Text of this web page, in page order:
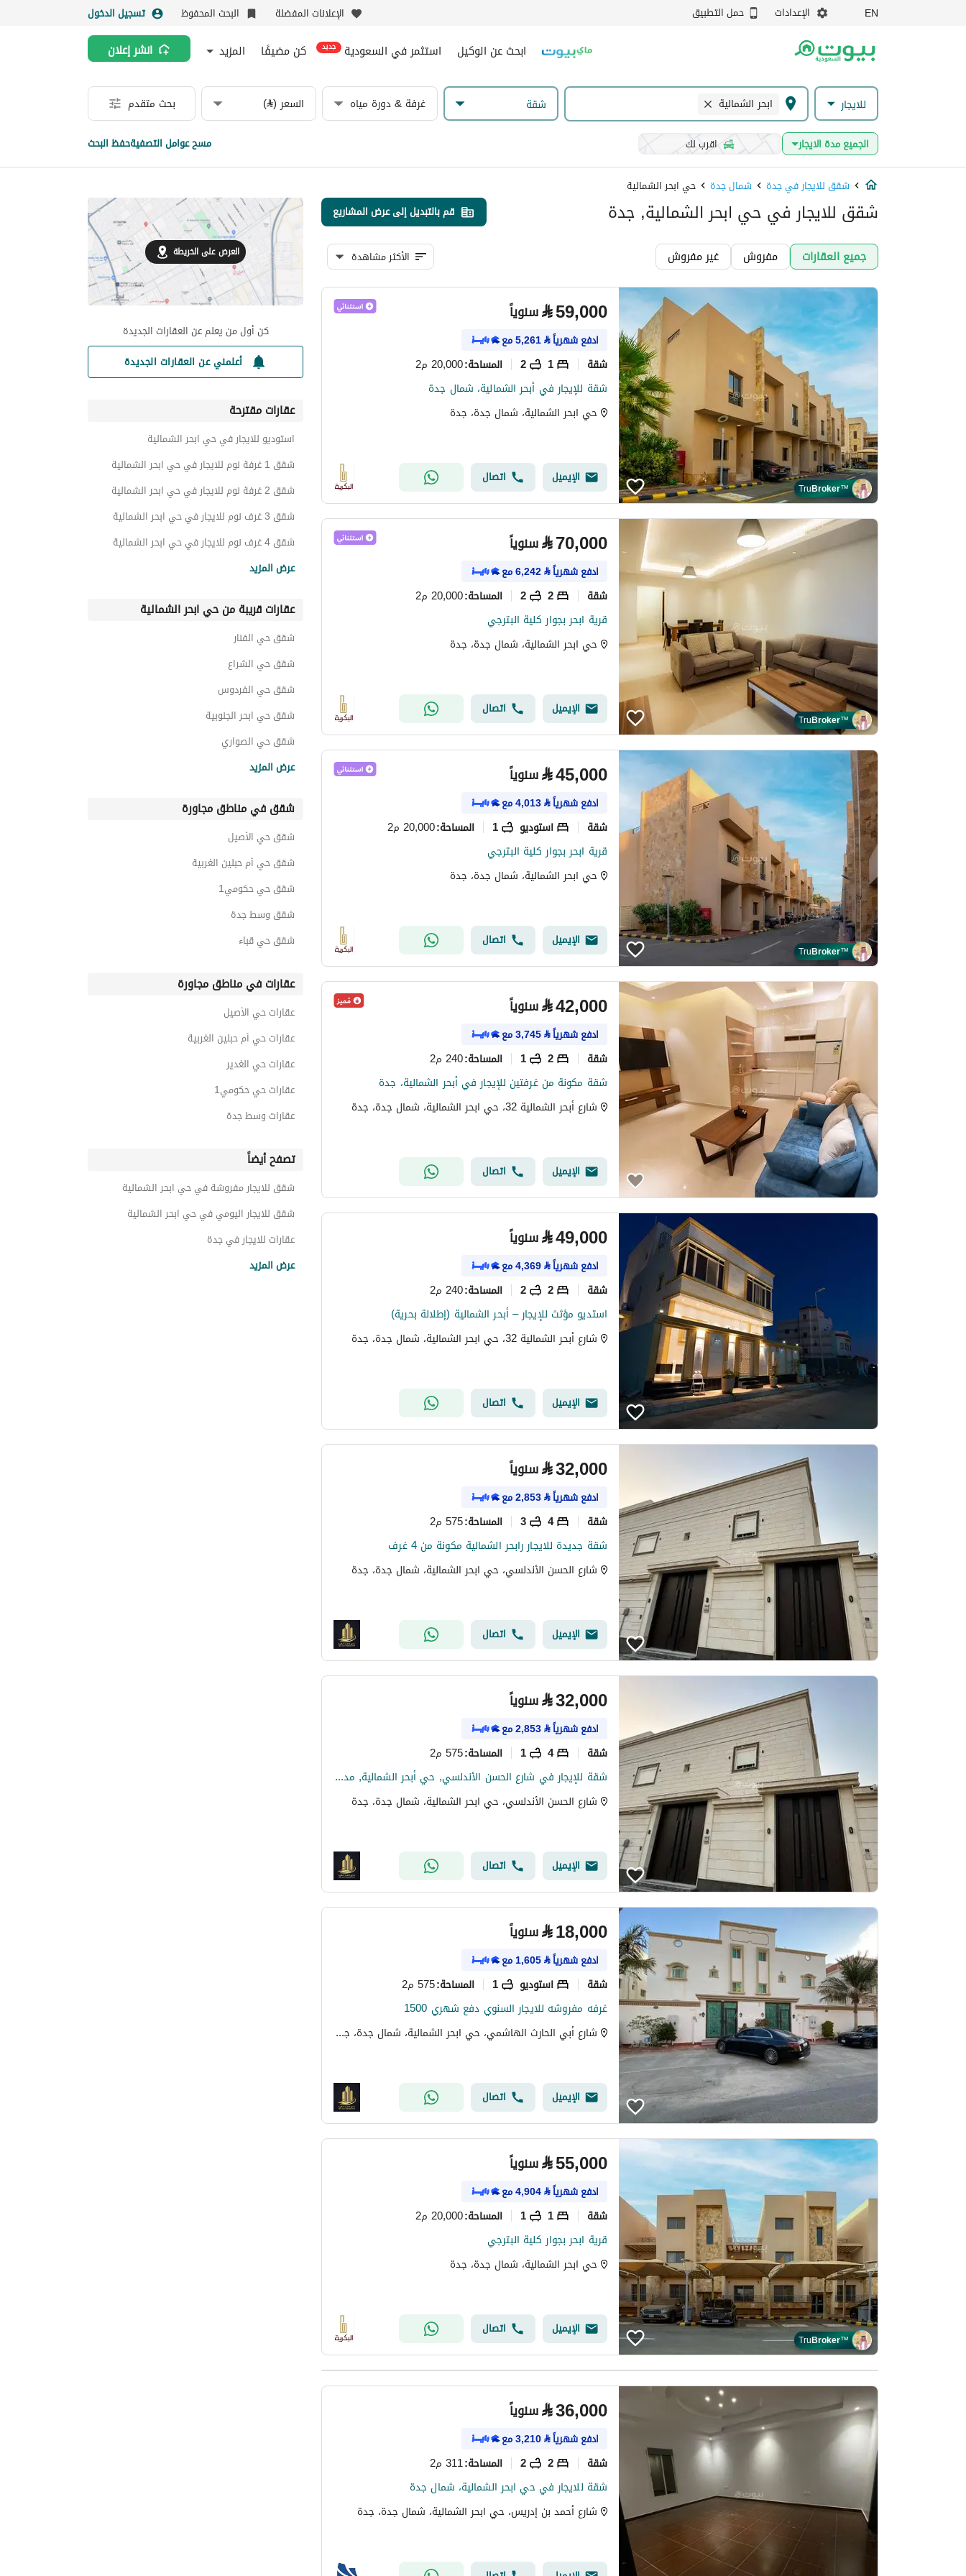
EN الإعدادات حمل التطبيق الإعلانات المفضلة البحث المحفوظ تسجيل الدخول
ابحث عن الوكيل استثمر في السعودية جديد كن مضيفًا المزيد انشر إعلان
للايجار ابحر الشمالية شقة غرفة & دورة مياه السعر (⃁) بحث متقدم
الجميع مدة الايجار اقرب لك مسح عوامل التصفيةحفظ البحث
شقق للايجار في جدة شمال جدة حي ابحر الشمالية
شقق للايجار في حي ابحر الشمالية, جدة قم بالتبديل إلى عرض المشاريع
جميع العقارات مفروش غير مفروش الأكثر مشاهدة
TruBroker™
⃁59,000 سنوياً
ادفع شهرياً⃁
5,261مع
شقة 1
2 المساحة:20,000 م2
شقة للإيجار في أبحر الشمالية، شمال جدة
حي ابحر الشمالية، شمال جدة، جدة
الإيميل اتصال
TruBroker™
⃁70,000 سنوياً
ادفع شهرياً⃁
6,242مع
شقة 2
2 المساحة:20,000 م2
قرية ابحر بجوار كلية البترجي
حي ابحر الشمالية، شمال جدة، جدة
الإيميل اتصال
TruBroker™
⃁45,000 سنوياً
ادفع شهرياً⃁
4,013مع
شقة استوديو 1 المساحة:20,000 م2
قرية ابحر بجوار كلية البترجي
حي ابحر الشمالية، شمال جدة، جدة
الإيميل اتصال
⃁42,000 سنوياً
ادفع شهرياً⃁
3,745مع
شقة 2
1 المساحة:240 م2
شقة مكونة من غرفتين للإيجار في أبحر الشمالية، جدة
شارع أبحر الشمالية 32، حي ابحر الشمالية، شمال جدة، جدة
الإيميل اتصال
⃁49,000 سنوياً
ادفع شهرياً⃁
4,369مع
شقة 2
2 المساحة:240 م2
استديو مؤثث للإيجار – أبحر الشمالية (إطلالة بحرية)
شارع أبحر الشمالية 32، حي ابحر الشمالية، شمال جدة، جدة
الإيميل اتصال
⃁32,000 سنوياً
ادفع شهرياً⃁
2,853مع
شقة 4
3 المساحة:575 م2
شقة جديدة للايجار رابحر الشمالية مكونة من 4 غرف
شارع الحسن الأندلسي، حي ابحر الشمالية، شمال جدة، جدة
الإيميل اتصال
⃁32,000 سنوياً
ادفع شهرياً⃁
2,853مع
شقة 4
1 المساحة:575 م2
شقة للإيجار في شارع الحسن الأندلسي, حي أبحر الشمالية, مدينة جدة
شارع الحسن الأندلسي، حي ابحر الشمالية، شمال جدة، جدة
الإيميل اتصال
⃁18,000 سنوياً
ادفع شهرياً⃁
1,605مع
شقة استوديو 1 المساحة:575 م2
غرفه مفروشه للايجار السنوي دفع شهري 1500
شارع أبي الحارث الهاشمي، حي ابحر الشمالية، شمال جدة، جدة
الإيميل اتصال
TruBroker™
⃁55,000 سنوياً
ادفع شهرياً⃁
4,904مع
شقة 1
1 المساحة:20,000 م2
قرية ابحر بجوار كلية البترجي
حي ابحر الشمالية، شمال جدة، جدة
الإيميل اتصال
⃁36,000 سنوياً
ادفع شهرياً⃁
3,210مع
شقة 2
2 المساحة:311 م2
شقة للايجار في حي ابحر الشمالية، شمال جدة
شارع أحمد بن إدريس، حي ابحر الشمالية، شمال جدة، جدة
العرض على الخريطة
كن أول من يعلم عن العقارات الجديدة
أعلمني عن العقارات الجديدة
عقارات مقترحة
استوديو للايجار في حي ابحر الشمالية
شقق 1 غرفة نوم للايجار في حي ابحر الشمالية
شقق 2 غرفة نوم للايجار في حي ابحر الشمالية
شقق 3 غرف نوم للايجار في حي ابحر الشمالية
شقق 4 غرف نوم للايجار في حي ابحر الشمالية
ادوار للايجار في حي ابحر الشمالية
اراضي سكنية للايجار في حي ابحر الشمالية
عقارات للايجار في حي ابحر الشمالية
عرض المزيد
عقارات قريبة من حي ابحر الشمالية
شقق حي الفنار
شقق حي الشراع
شقق حي الفردوس
شقق حي ابحر الجنوبية
شقق حي الصواري
شقق حي طيبة الرحيلي
شقق حي اللؤلؤ
شقق حي المرجان
عرض المزيد
شقق في مناطق مجاورة
شقق حي الأصيل
شقق حي أم حبلين الغربية
شقق حي حكومي1
شقق وسط جدة
شقق حي قباء
عقارات في مناطق مجاورة
عقارات حي الأصيل
عقارات حي أم حبلين الغربية
عقارات حي الغدير
عقارات حي حكومي1
عقارات وسط جدة
تصفح أيضاً
شقق للايجار مفروشة في حي ابحر الشمالية
شقق للايجار اليومي في حي ابحر الشمالية
عقارات للايجار في جدة
عرض المزيد